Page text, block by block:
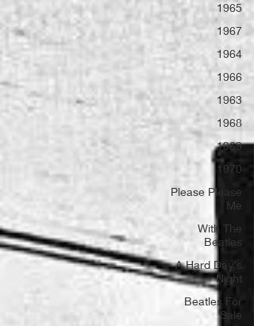
1965
1967
1964
1966
1963
1968
1969
1970
Please Please
Me
With The
Beatles
A Hard Day's
Night
Beatles For
Sale